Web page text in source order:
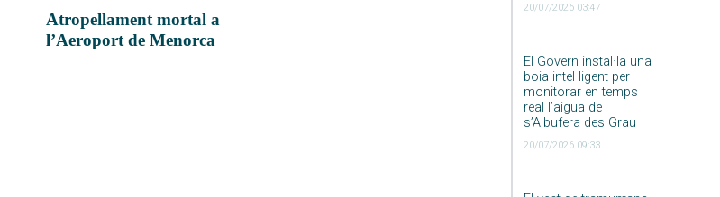
20/07/2026 03:47
El Govern instal·la una
boia intel·ligent per
monitorar en temps
real l’aigua de
s’Albufera des Grau
20/07/2026 09:33
Atropellament mortal a
l’Aeroport de Menorca